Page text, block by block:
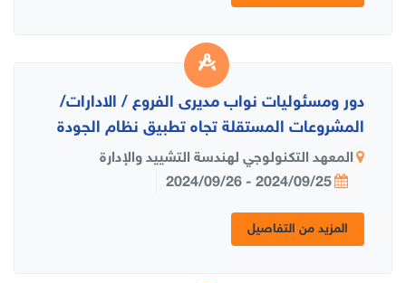
دور ومسئوليات نواب مديرى الفروع / الادارات/
المشروعات المستقلة تجاه تطبيق نظام الجودة
المعهد التكنولوجي لهندسة التشييد والإدارة
2024/09/25 - 2024/09/26
المزيد من التفاصيل